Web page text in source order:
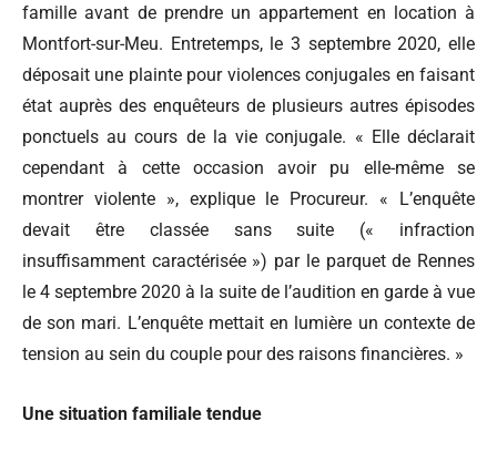
famille avant de prendre un appartement en location à
Montfort-sur-Meu. Entretemps, le 3 septembre 2020, elle
déposait une plainte pour violences conjugales en faisant
état auprès des enquêteurs de plusieurs autres épisodes
ponctuels au cours de la vie conjugale. « Elle déclarait
cependant à cette occasion avoir pu elle-même se
montrer violente », explique le Procureur. « L’enquête
devait être classée sans suite (« infraction
insuffisamment caractérisée ») par le parquet de Rennes
le 4 septembre 2020 à la suite de l’audition en garde à vue
de son mari. L’enquête mettait en lumière un contexte de
tension au sein du couple pour des raisons financières. »
Une situation familiale tendue